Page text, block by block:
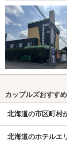
カップルズおすす
北海道の市区町村
北海道のホテルエ